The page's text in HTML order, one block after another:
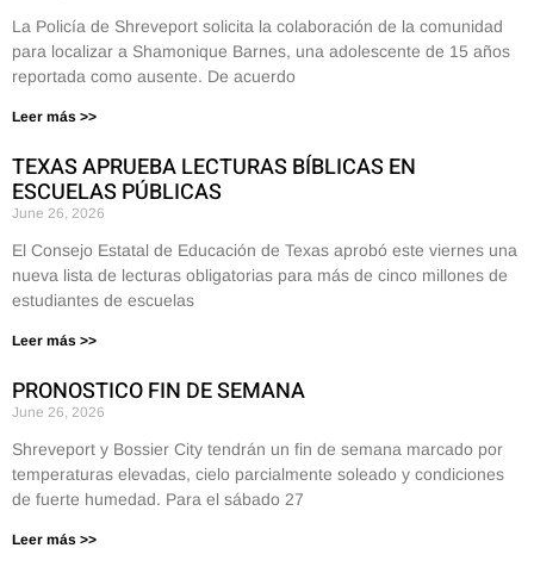
La Policía de Shreveport solicita la colaboración de la comunidad
para localizar a Shamonique Barnes, una adolescente de 15 años
reportada como ausente. De acuerdo
Leer más >>
TEXAS APRUEBA LECTURAS BÍBLICAS EN
ESCUELAS PÚBLICAS
June 26, 2026
El Consejo Estatal de Educación de Texas aprobó este viernes una
nueva lista de lecturas obligatorias para más de cinco millones de
estudiantes de escuelas
Leer más >>
PRONOSTICO FIN DE SEMANA
June 26, 2026
Shreveport y Bossier City tendrán un fin de semana marcado por
temperaturas elevadas, cielo parcialmente soleado y condiciones
de fuerte humedad. Para el sábado 27
Leer más >>